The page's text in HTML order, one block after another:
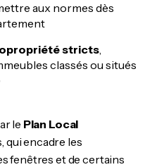
aux normes dès
stricts,
classés ou situés
le Plan Local
qui encadre les
fenêtres et de certains